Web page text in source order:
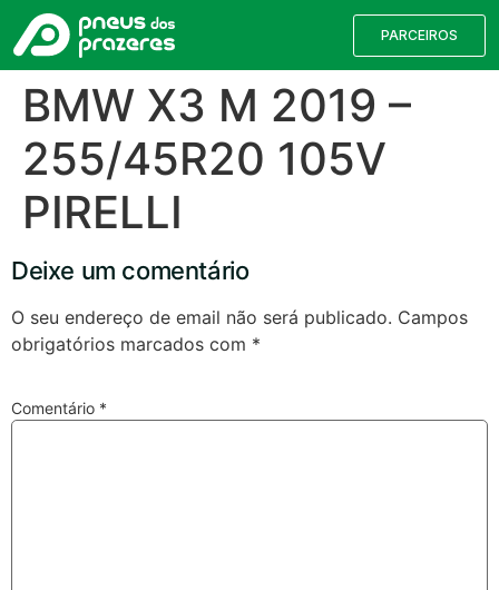
PARCEIROS
BMW X3 M 2019 –
255/45R20 105V
PIRELLI
Deixe um comentário
O seu endereço de email não será publicado. Campos
obrigatórios marcados com *
Comentário *
Encontre o pneu correto para a sua
Válvulas TPMS